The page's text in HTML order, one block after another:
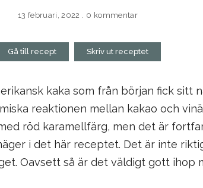
13 februari, 2022 0 kommentar
Gå till recept Skriv ut receptet
kaka som från början fick sitt
reaktionen mellan kakao och
röd karamellfärg, men det är
i det här receptet. Det är inte
Oavsett så är det väldigt gott ihop